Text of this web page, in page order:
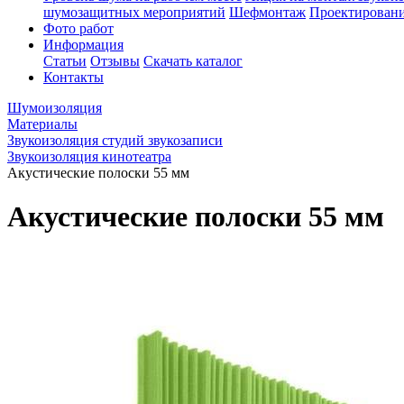
шумозащитных мероприятий Шефмонтаж
Фото работ
Информация
Статьи Отзывы Скачать каталог
Контакты
Шумоизоляция
Материалы
Звукоизоляция студий звукозаписи
Звукоизоляция кинотеатра
Акустические полоски 55 мм
Акустические полоски 55 мм